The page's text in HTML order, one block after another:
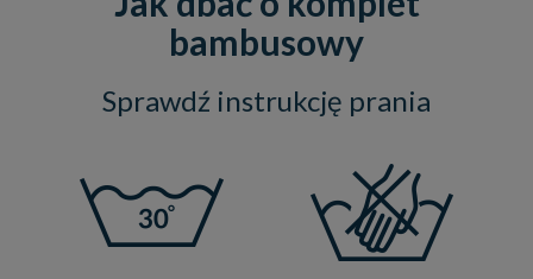
bambusowy
Sprawdź instrukcję prania